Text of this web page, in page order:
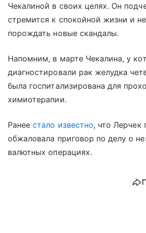
Чекалиной в своих целях. Он
стремится к спокойной жизни и
порождать новые скандалы.
Напомним, в марте Чекалина, у
диагностировали рак желудка
была госпитализирована для
химиотерапии.
Ранеестало известно, что Лерчек
обжаловала приговор по делу о
валютных операциях.